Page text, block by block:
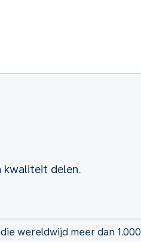
kwaliteit delen.
wereldwijd meer dan 1.000